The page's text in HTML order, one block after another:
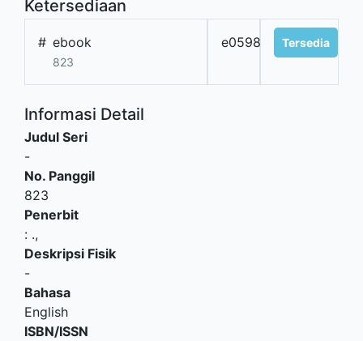
Ketersediaan
# ebook
823
e0598 Tersedia
Informasi Detail
Judul Seri
-
No. Panggil
823
Penerbit
: .,
Deskripsi Fisik
-
Bahasa
English
ISBN/ISSN